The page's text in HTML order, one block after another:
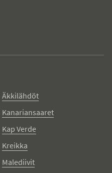
Äkkilähdöt
Kanariansaaret
Kap Verde
Kreikka
Malediivit